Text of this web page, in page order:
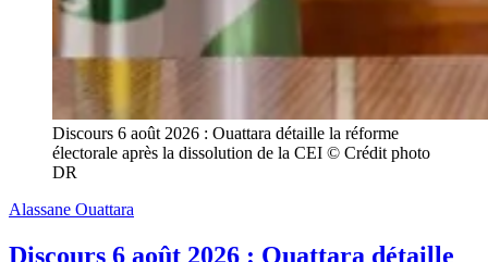
Discours 6 août 2026 : Ouattara détaille la réforme
électorale après la dissolution de la CEI © Crédit photo
DR
Alassane Ouattara
Discours 6 août 2026 : Ouattara détaille